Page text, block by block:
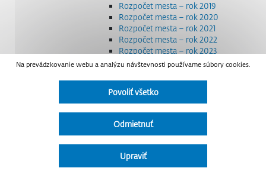
Rozpočet mesta – rok 2019
Rozpočet mesta – rok 2020
Rozpočet mesta – rok 2021
Rozpočet mesta – rok 2022
Rozpočet mesta – rok 2023
Rozpočet mesta – rok 2024
Smernice a dokumenty
Strategické dokumenty
Transparentnosť a výdavky na štátnu reklamu
Úradná tabuľa
Detail nariadenia
Zoznam daňových dlžníkov
Na prevádzkovanie webu a analýzu návštevnosti používame súbory cookies.
Povoliť všetko
Odmietnuť
Upraviť